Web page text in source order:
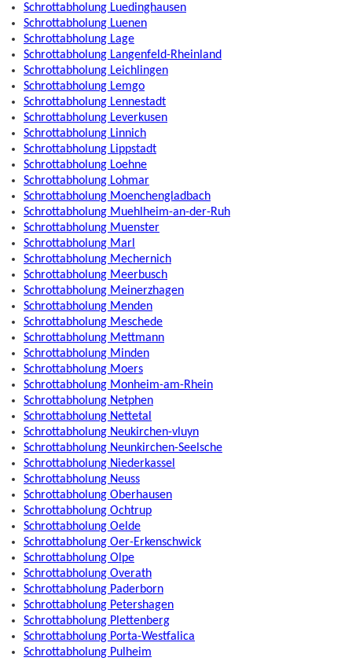
Schrottabholung Luedinghausen
Schrottabholung Luenen
Schrottabholung Lage
Schrottabholung Langenfeld-Rheinland
Schrottabholung Leichlingen
Schrottabholung Lemgo
Schrottabholung Lennestadt
Schrottabholung Leverkusen
Schrottabholung Linnich
Schrottabholung Lippstadt
Schrottabholung Loehne
Schrottabholung Lohmar
Schrottabholung Moenchengladbach
Schrottabholung Muehlheim-an-der-Ruh
Schrottabholung Muenster
Schrottabholung Marl
Schrottabholung Mechernich
Schrottabholung Meerbusch
Schrottabholung Meinerzhagen
Schrottabholung Menden
Schrottabholung Meschede
Schrottabholung Mettmann
Schrottabholung Minden
Schrottabholung Moers
Schrottabholung Monheim-am-Rhein
Schrottabholung Netphen
Schrottabholung Nettetal
Schrottabholung Neukirchen-vluyn
Schrottabholung Neunkirchen-Seelsche
Schrottabholung Niederkassel
Schrottabholung Neuss
Schrottabholung Oberhausen
Schrottabholung Ochtrup
Schrottabholung Oelde
Schrottabholung Oer-Erkenschwick
Schrottabholung Olpe
Schrottabholung Overath
Schrottabholung Paderborn
Schrottabholung Petershagen
Schrottabholung Plettenberg
Schrottabholung Porta-Westfalica
Schrottabholung Pulheim